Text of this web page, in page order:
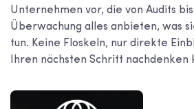
Unternehmen vor, die von Audits
Überwachung alles anbieten, was
tun. Keine Floskeln, nur direkte
Ihren nächsten Schritt nachdenken